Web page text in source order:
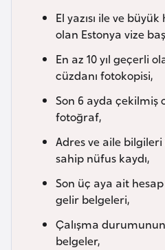
El yazısı ile ve
olan Estonya vize
En az 10 yıl geçerli
cüzdanı fotokopisi,
Son 6 ayda çekilmiş
fotoğraf,
Adres ve aile
sahip nüfus kaydı,
Son üç aya ait
gelir belgeleri,
Çalışma
belgeler,